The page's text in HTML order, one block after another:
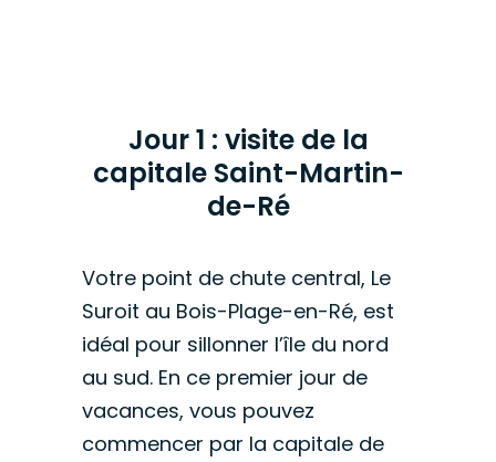
Jour 1 : visite de la
capitale Saint-Martin-
de-Ré
Votre point de chute central, Le
Suroit au Bois-Plage-en-Ré, est
idéal pour sillonner l’île du nord
au sud. En ce premier jour de
vacances, vous pouvez
commencer par la capitale de